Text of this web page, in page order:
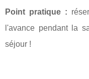
Point pratique :
l'avance pendant la
séjour !